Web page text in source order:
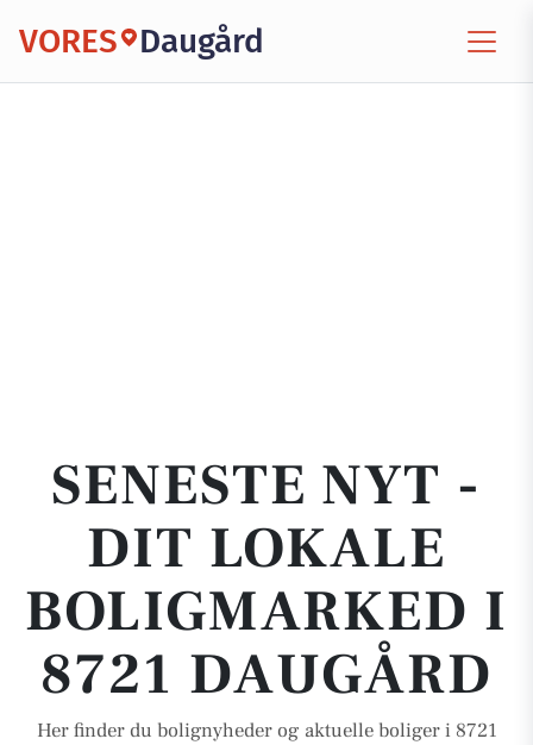
VORES Daugård
SENESTE NYT -
DIT LOKALE
BOLIGMARKED I
8721 DAUGÅRD
Her finder du bolignyheder og aktuelle boliger i 8721